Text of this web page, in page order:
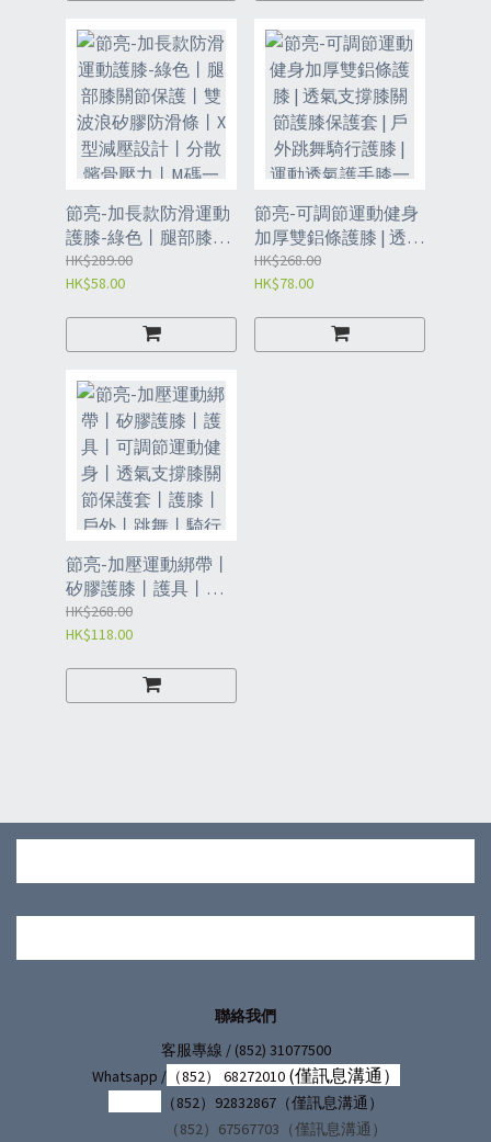
節亮-加長款防滑運動
護膝-綠色丨腿部膝關
節保護丨雙波浪矽膠
防滑條丨X型減壓設計
一對裝丨（KBE)
HK$289.00
HK$58.00
節亮-可調節運動健身
加厚雙鋁條護膝 | 透氣
支撐膝關節護膝保護
套 | 戶外跳舞騎行護膝
裝（KBL）
HK$268.00
HK$78.00
節亮-加壓運動綁帶丨
矽膠護膝丨護具丨可
調節運動健身丨透氣
支撐膝關節保護套丨
騎行丨籃球丨足排球
丨運動透氣護膝丨均
HK$268.00
HK$118.00
聯絡我們
客服專線 / (852) 31077500
Whatsapp /（852） 68272010 (僅訊息溝通）
（852）92832867（僅訊息溝通）
（852）67567703（僅訊息溝通）